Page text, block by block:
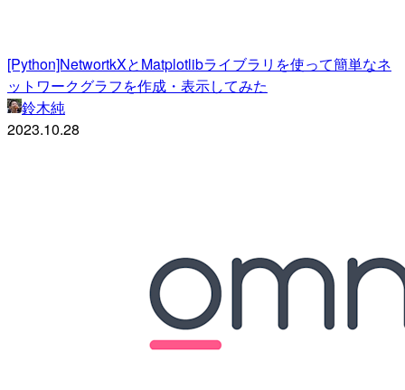
[Python]NetwortkXとMatplotlibライブラリを使って簡単なネ
ットワークグラフを作成・表示してみた
鈴木純
2023.10.28